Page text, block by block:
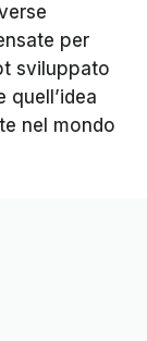
per
sviluppato
quell’idea
nel mondo